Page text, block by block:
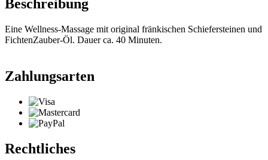
Beschreibung
Eine Wellness-Massage mit original fränkischen Schiefersteinen und
FichtenZauber-Öl. Dauer ca. 40 Minuten.
Zahlungsarten
Rechtliches